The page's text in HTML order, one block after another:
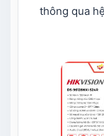
thông qua